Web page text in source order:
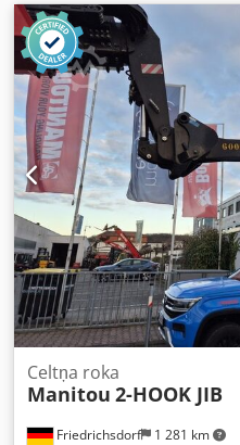
Friedrichsdorf 1 281 km
Celtņa roka
Manitou 2-HOOK JIB